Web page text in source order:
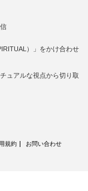
）」をかけ合わせ
ュアルな視点から切り取
規約 お問い合わせ